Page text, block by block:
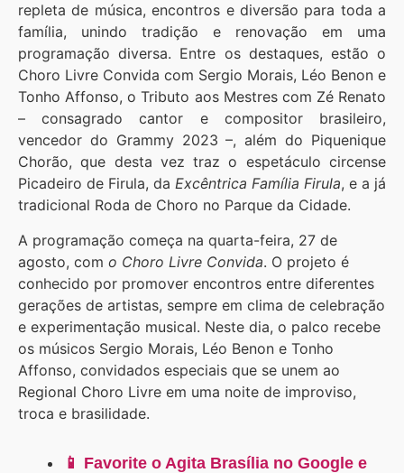
repleta de música, encontros e diversão para toda a
família, unindo tradição e renovação em uma
programação diversa. Entre os destaques, estão o
Choro Livre Convida com Sergio Morais, Léo Benon e
Tonho Affonso, o Tributo aos Mestres com Zé Renato
– consagrado cantor e compositor brasileiro,
vencedor do Grammy 2023 –, além do Piquenique
Chorão, que desta vez traz o espetáculo circense
Picadeiro de Firula, da Excêntrica Família Firula, e a já
tradicional Roda de Choro no Parque da Cidade.
A programação começa na quarta-feira, 27 de
agosto, com o Choro Livre Convida. O projeto é
conhecido por promover encontros entre diferentes
gerações de artistas, sempre em clima de celebração
e experimentação musical. Neste dia, o palco recebe
os músicos Sergio Morais, Léo Benon e Tonho
Affonso, convidados especiais que se unem ao
Regional Choro Livre em uma noite de improviso,
troca e brasilidade.
📱 Favorite o Agita Brasília no Google e